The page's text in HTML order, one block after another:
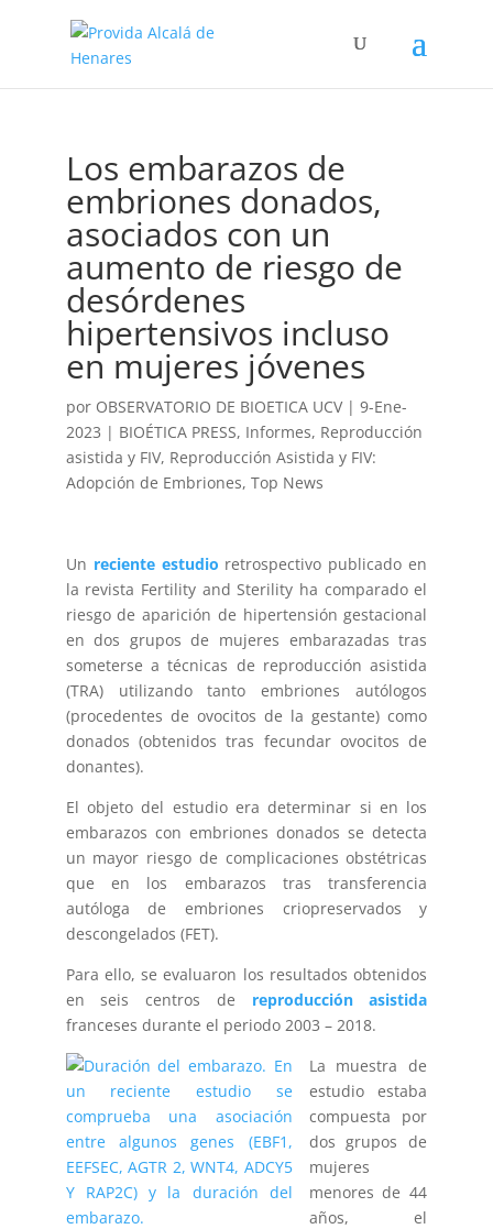
Los embarazos de
embriones donados,
asociados con un
aumento de riesgo de
desórdenes
hipertensivos incluso
en mujeres jóvenes
por OBSERVATORIO DE BIOETICA UCV| 9-Ene-
2023 | BIOÉTICA PRESS, Informes, Reproducción
asistida y FIV, Reproducción Asistida y FIV:
Adopción de Embriones, Top News
Un reciente estudio retrospectivo publicado en
la revista Fertility and Sterility ha comparado el
riesgo de aparición de hipertensión gestacional
en dos grupos de mujeres embarazadas tras
someterse a técnicas de reproducción asistida
(TRA) utilizando tanto embriones autólogos
(procedentes de ovocitos de la gestante) como
donados (obtenidos tras fecundar ovocitos de
donantes).
El objeto del estudio era determinar si en los
embarazos con embriones donados se detecta
un mayor riesgo de complicaciones obstétricas
que en los embarazos tras transferencia
autóloga de embriones criopreservados y
descongelados (FET).
Para ello, se evaluaron los resultados obtenidos
en seis centros de reproducción asistida
franceses durante el periodo 2003 – 2018.
La muestra de
estudio estaba
compuesta por
dos grupos de
mujeres
menores de 44
años, el